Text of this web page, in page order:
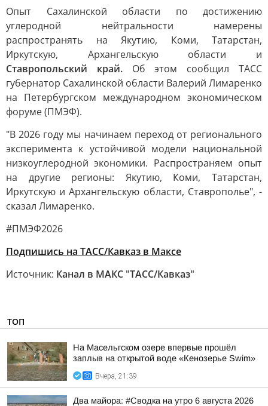
Опыт Сахалинской области по достижению
углеродной нейтральности намерены
распространять на Якутию, Коми, Татарстан,
Иркутскую, Архангельскую области и
Ставропольский край.Об этом сообщил ТАСС
губернатор Сахалинской области Валерий Лимаренко
на Петербургском международном экономическом
форуме (ПМЭФ).
"В 2026 году мы начинаем переход от регионального
эксперимента к устойчивой модели национальной
низкоуглеродной экономики. Распространяем опыт
на другие регионы: Якутию, Коми, Татарстан,
Иркутскую и Архангельскую области, Ставрополье", -
сказал Лимаренко.
#ПМЭФ2026
Подпишись на ТАСС/Кавказ в Максе
Источник: Канал в МАКС "ТАСС/Кавказ"
ТОП
На Масельгском озере впервые прошёл
заплыв на открытой воде «Кенозерье Swim»
Вчера, 21:39
Два майора: #Сводка на утро 6 августа 2026